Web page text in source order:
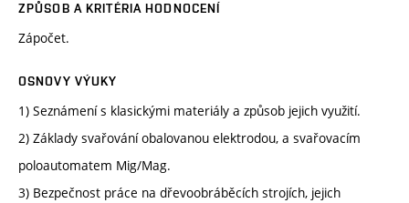
ZPŮSOB A KRITÉRIA HODNOCENÍ
Zápočet.
OSNOVY VÝUKY
1) Seznámení s klasickými materiály a způsob jejich využití.
2) Základy svařování obalovanou elektrodou, a svařovacím
poloautomatem Mig/Mag.
3) Bezpečnost práce na dřevoobráběcích strojích, jejich